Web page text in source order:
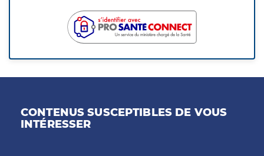
CONTENUS SUSCEPTIBLES DE VOUS
INTÉRESSER